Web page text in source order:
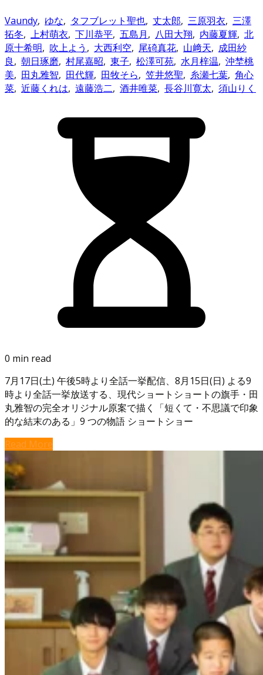
Vaundy, ゆな, タフブレット聖也, 丈太郎, 三原羽衣, 三澤
拓冬, 上村萌衣, 下川恭平, 五島月, 八田大翔, 内藤夏輝, 北
原十希明, 吹上よう , 大西利空, 尾碕真花, 山﨑天, 成田紗
良, 朝日琢磨, 村尾嘉昭, 東子, 松澤可苑, 水月梓温, 沖埜桃
美, 田丸雅智, 田代輝, 田牧そら, 笠井悠聖, 糸瀬七葉, 角心
菜, 近藤くれは, 遠藤浩二, 酒井唯菜, 長谷川寛太, 須山りく
0 min read
7月17日(土) 午後5時より全話一挙配信、8月15日(日) よる9
時より全話一挙放送する、現代ショートショートの旗手・田
丸雅智の完全オリジナル原案で描く「短くて・不思議で印象
的な結末のある」9 つの物語 ショートショー
Read More